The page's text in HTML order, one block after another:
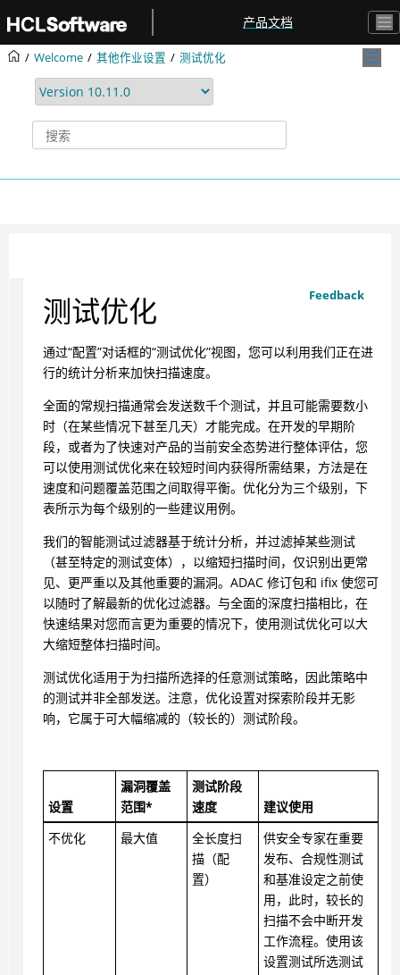
产品文档
Welcome 其他作业设置 测试优化
Feedback
测试优化
通过“配置”对话框的“测试优化”视图，您可以利用我们正在进
行的统计分析来加快扫描速度。
全面的常规扫描通常会发送数千个测试，并且可能需要数小
时（在某些情况下甚至几天）才能完成。在开发的早期阶
段，或者为了快速对产品的当前安全态势进行整体评估，您
可以使用测试优化来在较短时间内获得所需结果，方法是在
速度和问题覆盖范围之间取得平衡。优化分为三个级别，下
表所示为每个级别的一些建议用例。
我们的智能测试过滤器基于统计分析，并过滤掉某些测试
（甚至特定的测试变体），以缩短扫描时间，仅识别出更常
见、更严重以及其他重要的漏洞。 ADAC修订包和 ifix 使您可
以随时了解最新的优化过滤器。与全面的深度扫描相比，在
快速结果对您而言更为重要的情况下，使用测试优化可以大
大缩短整体扫描时间。
测试优化适用于为扫描所选择的任意测试策略，因此策略中
的测试并非全部发送。注意，优化设置对探索阶段并无影
响，它属于可大幅缩减的（较长的）测试阶段。
设置
漏洞覆盖
范围*
测试阶段
速度
建议使用
不优化
最大值
全长度扫
描（配
置）
供安全专家在重要
发布、合规性测试
和基准设定之前使
用，此时，较长的
扫描不会中断开发
工作流程。使用该
设置测试所选测试